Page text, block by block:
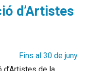
d’Artistes
Fins al 30 de juny